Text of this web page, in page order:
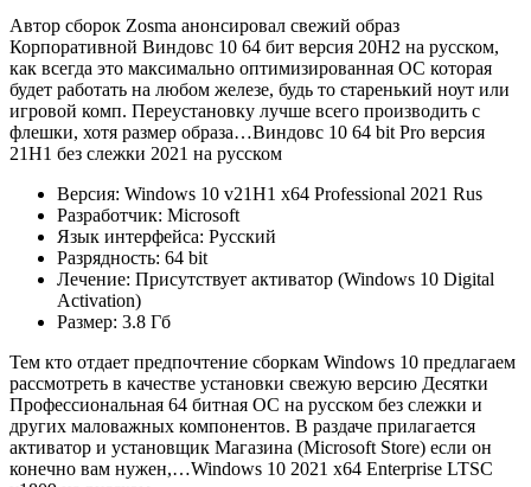
Автор сборок Zosma анонсировал свежий образ
Корпоративной Виндовс 10 64 бит версия 20H2 на русском,
как всегда это максимально оптимизированная ОС которая
будет работать на любом железе, будь то старенький ноут или
игровой комп. Переустановку лучше всего производить с
флешки, хотя размер образа…Виндовс 10 64 bit Pro версия
21H1 без слежки 2021 на русском
Версия: Windows 10 v21H1 x64 Professional 2021 Rus
Разработчик: Microsoft
Язык интерфейса: Русский
Разрядность: 64 bit
Лечение: Присутствует активатор (Windows 10 Digital
Activation)
Размер: 3.8 Гб
Тем кто отдает предпочтение сборкам Windows 10 предлагаем
рассмотреть в качестве установки свежую версию Десятки
Профессиональная 64 битная ОС на русском без слежки и
других маловажных компонентов. В раздаче прилагается
активатор и установщик Магазина (Microsoft Store) если он
конечно вам нужен,…Windows 10 2021 x64 Enterprise LTSC